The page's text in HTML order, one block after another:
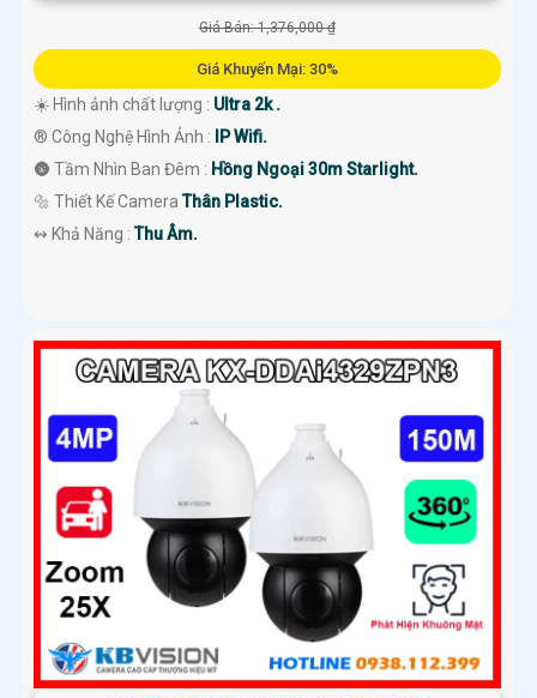
Giá Bán: 1,376,000 ₫
Giá Khuyến Mại: 30%
☀️ Hình ảnh chất lượng : Ultra 2k .
®️ Công Nghệ Hình Ảnh :
IP Wifi.
🌚 Tầm Nhìn Ban Đêm : Hồng Ngoại 30m Starlight.
🔩 Thiết Kế CameraThân Plastic.
️↭ Khả Năng :Thu Âm.